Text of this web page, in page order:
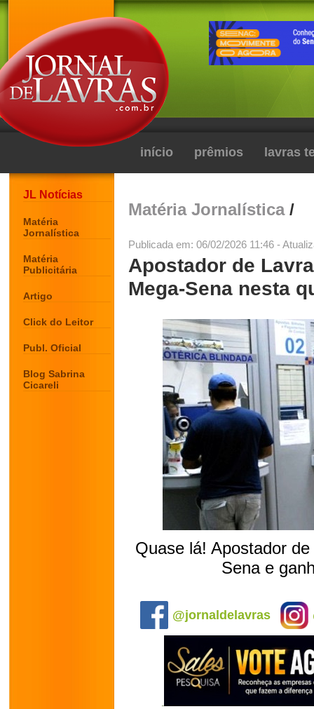
início prêmios lavras
JL Notícias
Matéria
Jornalística
Matéria
Publicitária
Artigo
Click do Leitor
Publ. Oficial
Blog Sabrina
Cicareli
Matéria Jornalística/
Publicada em: 06/02/2026 11:46 -
Apostador de
Mega-Sena nesta
Quase lá! Apostador
Sena e
@jornaldelavras